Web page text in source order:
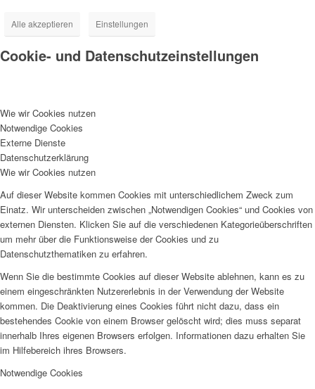
Alle akzeptieren Einstellungen
Cookie- und Datenschutzeinstellungen
Wie wir Cookies nutzen
Notwendige Cookies
Externe Dienste
Datenschutzerklärung
Wie wir Cookies nutzen
Auf dieser Website kommen Cookies mit unterschiedlichem Zweck zum
Einatz. Wir unterscheiden zwischen „Notwendigen Cookies“ und Cookies von
externen Diensten. Klicken Sie auf die verschiedenen Kategorieüberschriften
um mehr über die Funktionsweise der Cookies und zu
Datenschutzthematiken zu erfahren.
Wenn Sie die bestimmte Cookies auf dieser Website ablehnen, kann es zu
einem eingeschränkten Nutzererlebnis in der Verwendung der Website
kommen. Die Deaktivierung eines Cookies führt nicht dazu, dass ein
bestehendes Cookie von einem Browser gelöscht wird; dies muss separat
innerhalb Ihres eigenen Browsers erfolgen. Informationen dazu erhalten Sie
im Hilfebereich ihres Browsers.
Notwendige Cookies